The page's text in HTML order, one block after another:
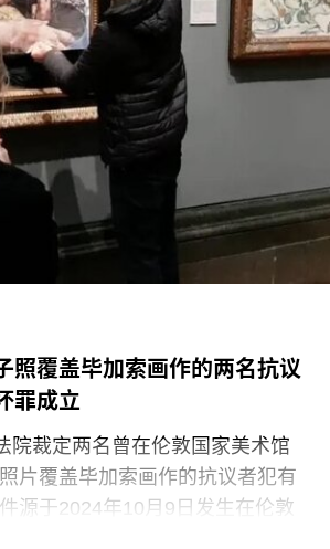
25日出生于意大利佛罗伦萨的一
后，当法西斯领导人贝尼托·墨索
）开始剥夺意大利犹太人的
全家逃往美国，最终定居洛杉
冈州波特兰的里德学院（Reed
中途退学，并与当时的伴侣、观
莫里斯（Robert Morris）搬到旧金
后于哈尔普林-拉思罗普学校
School）和马林舞蹈工作室
of
照覆盖毕加索画作的两名抗议
罪成立
院裁定两名曾在伦敦国家美术馆
片覆盖毕加索画作的抗议者犯有
源于2024年10月9日发生在伦敦